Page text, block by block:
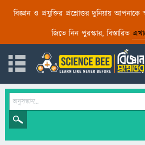
বিজ্ঞান ও প্রযুক্তির প্রশ্নোত্তর দুনিয়ায় আপনাকে
জিতে নিন পুরস্কার, বিস্তারিত